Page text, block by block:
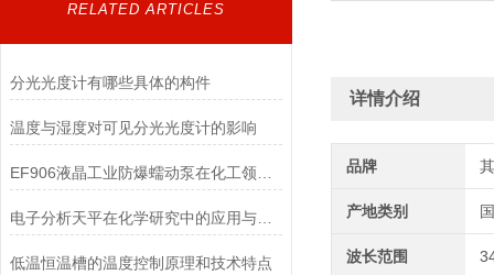
RELATED ARTICLES
分光光度计有哪些具体的构件
温度与湿度对可见分光光度计的影响
电子分析天平在化学研究中的应用与优势说明
低温恒温槽的温度控制原理和技术特点
详情介绍
品牌
产地类别
波长范围